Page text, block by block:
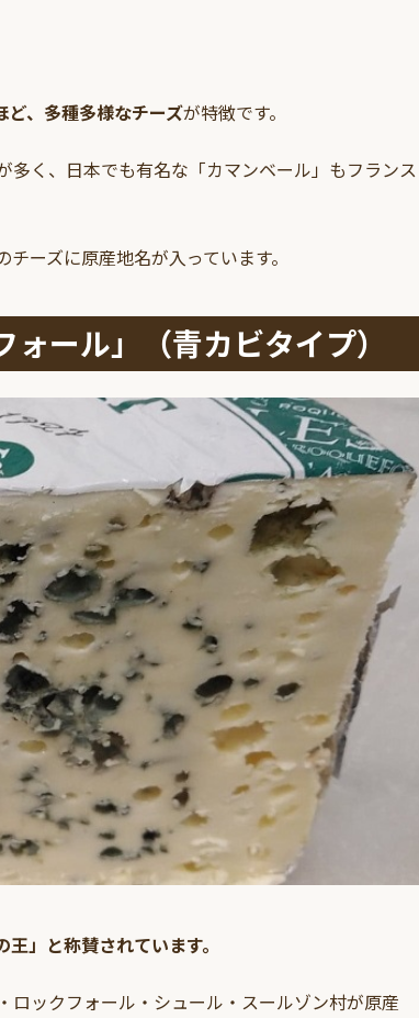
ど、多種多様なチーズが特徴です。
く、日本でも有名な「カマンベール」もフランス
ーズに原産地名が入っています。
ール」（青カビタイプ）
」と称賛されています。
ロックフォール・シュール・スールゾン村が原産